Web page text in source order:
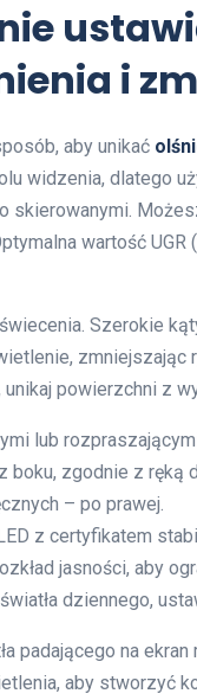
i
aby unikać
widzenia, dlatego
skierowanymi.
wartość
Szerokie
powierzchni z
lub
boku, zgodnie z ręką
– po prawej.
z certyfikatem
jasności, aby
dziennego,
padającego na
aby stworzyć